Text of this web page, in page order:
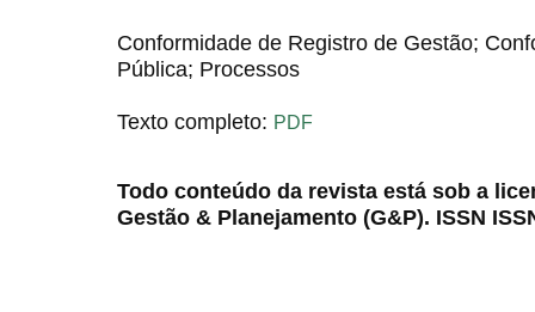
Conformidade de Registro de Gestão;
Pública; Processos
Texto completo: PDF
Todo conteúdo da revista está sob a
Gestão & Planejamento (G&P). ISSN